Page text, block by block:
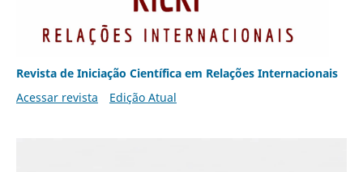
Revista de Iniciação Científica em Relações Internacionais
Acessar revista
Edição Atual